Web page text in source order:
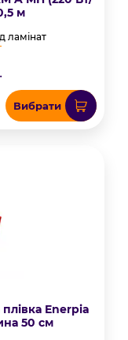
м
ламінат
Вибрати
Enerpia
50 см